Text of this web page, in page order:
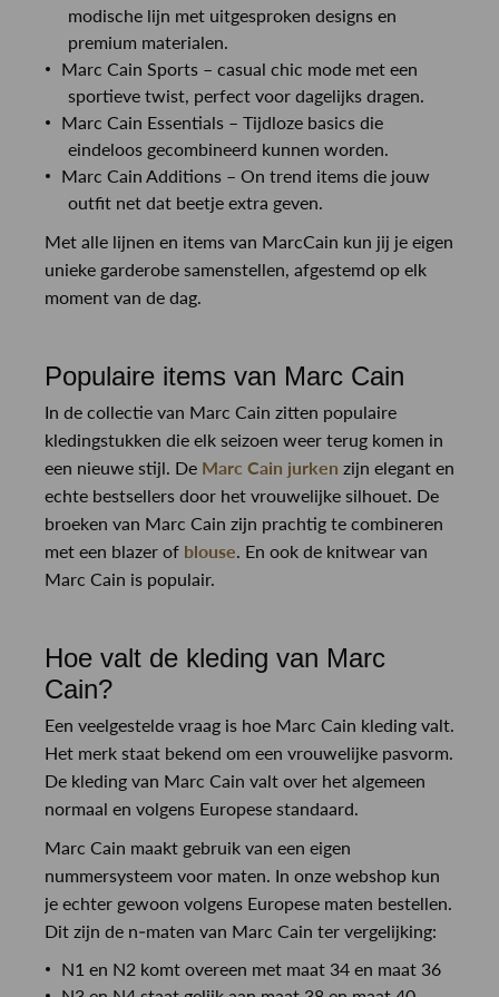
modische lijn met uitgesproken designs en
premium materialen.
Marc Cain Sports – casual chic mode met een
sportieve twist, perfect voor dagelijks dragen.
Marc Cain Essentials – Tijdloze basics die
eindeloos gecombineerd kunnen worden.
Marc Cain Additions – On trend items die jouw
outfit net dat beetje extra geven.
Met alle lijnen en items van MarcCain kun jij je eigen
unieke garderobe samenstellen, afgestemd op elk
moment van de dag.
Populaire items van Marc Cain
In de collectie van Marc Cain zitten populaire
kledingstukken die elk seizoen weer terug komen in
een nieuwe stijl. De Marc Cain jurken zijn elegant en
echte bestsellers door het vrouwelijke silhouet. De
broeken van Marc Cain zijn prachtig te combineren
met een blazer of blouse . En ook de knitwear van
Marc Cain is populair.
Hoe valt de kleding van Marc
Cain?
Een veelgestelde vraag is hoe Marc Cain kleding valt.
Het merk staat bekend om een vrouwelijke pasvorm.
De kleding van Marc Cain valt over het algemeen
normaal en volgens Europese standaard.
Marc Cain maakt gebruik van een eigen
nummersysteem voor maten. In onze webshop kun
je echter gewoon volgens Europese maten bestellen.
Dit zijn de n-maten van Marc Cain ter vergelijking:
N1 en N2 komt overeen met maat 34 en maat 36